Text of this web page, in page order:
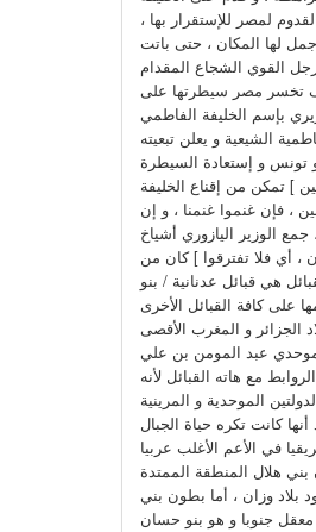
لمصر للإستقرار بها ،
لها المكان ، حتى باتت
تخسر مصر سيطرتها على
الشيعية و يعلن تبعيته
تونس و إستعادة السيطرة
] تمكن من إقناع الخليفة
، فإن غنموا غنمنا ، و إن
الوزير اليازوري أشياخ
، أي فلا تفترقوا ] كان من
هي قبائل عدنانية / بنو
الجزائر و المغرب الأقصى
عبد المومن بن علي
مع هاته القبائل لأنه
كانت تكره حياة الجبال
هلال المنطقة الممتدة
بلاد وزان ، أما بطون بني